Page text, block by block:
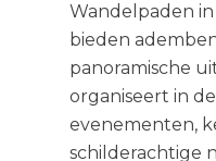
Wandelpaden
bieden
panoramische
organiseert in
evenementen,
schilderachtige